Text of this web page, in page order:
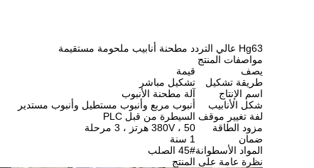
Hg63 عالي التردد مطحنة أنابيب ملحومة مستقيمة
مواصفات المنتج
يصف
قيمة
طريقة تشكيل
تشكيل مباشر
اسم الإنتاج
آلة مطحنة الأنبوب
شكل الأنابيب
أنبوب مربع وأنبوب مستطيل وأنبوب مستدير
لفة تغيير موقف السيطرة من قبل PLC
مزود الطاقة
380V ، 50 هرتز ، 3 مرحلة
ضمان
1 سنة
المواد الأسطوانة45# الصلب
نظرة عامة على المنتج